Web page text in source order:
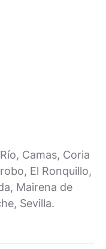
Camas, Coria
El Ronquillo,
Mairena de
Sevilla.